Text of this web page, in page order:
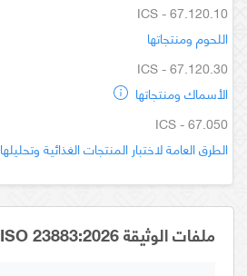
ICS - 67.120.10
اللحوم ومنتجاتها
ICS - 67.120.30
الأسماك ومنتجاتها
ICS - 67.050
الطرق العامة لاختبار المنتجات الغذائية وتحليلها
ملفات الوثيقة ISO 23883:2026